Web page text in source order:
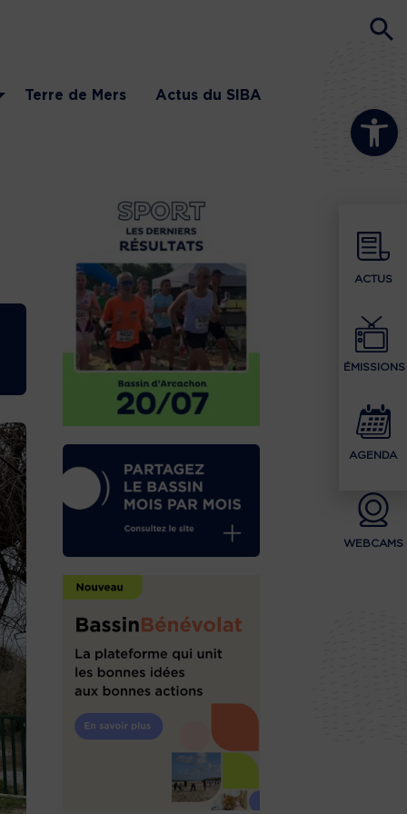
Ouvrir la
ACTUS
ÉMISSIONS
AGENDA
WEBCAMS
Terre de Mers Actus du SIBA